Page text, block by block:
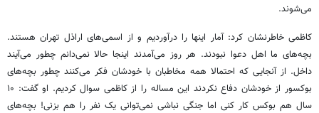
می‌شوند.
کاظمی خاطرنشان کرد: آمار اینها را درآوردیم و از اسمی‌های اراذل تهران هستند.
بچه‌های ما اهل دعوا نبودند. هر روز می‌آمدند اینجا حالا نمی‌دانم چطور می‌آیند
داخل‌. از آنجایی که احتمالا همه مخاطبان با خودشان فکر می‌کنند چطور بچه‌های
بوکسور از خودشان دفاع نکردند این مساله را از کاظمی سوال کردیم. او گفت: ۱۰
سال هم بوکس کار کنی اما جنگی نباشی نمی‌توانی یک نفر را هم بزنی! بچه‌های